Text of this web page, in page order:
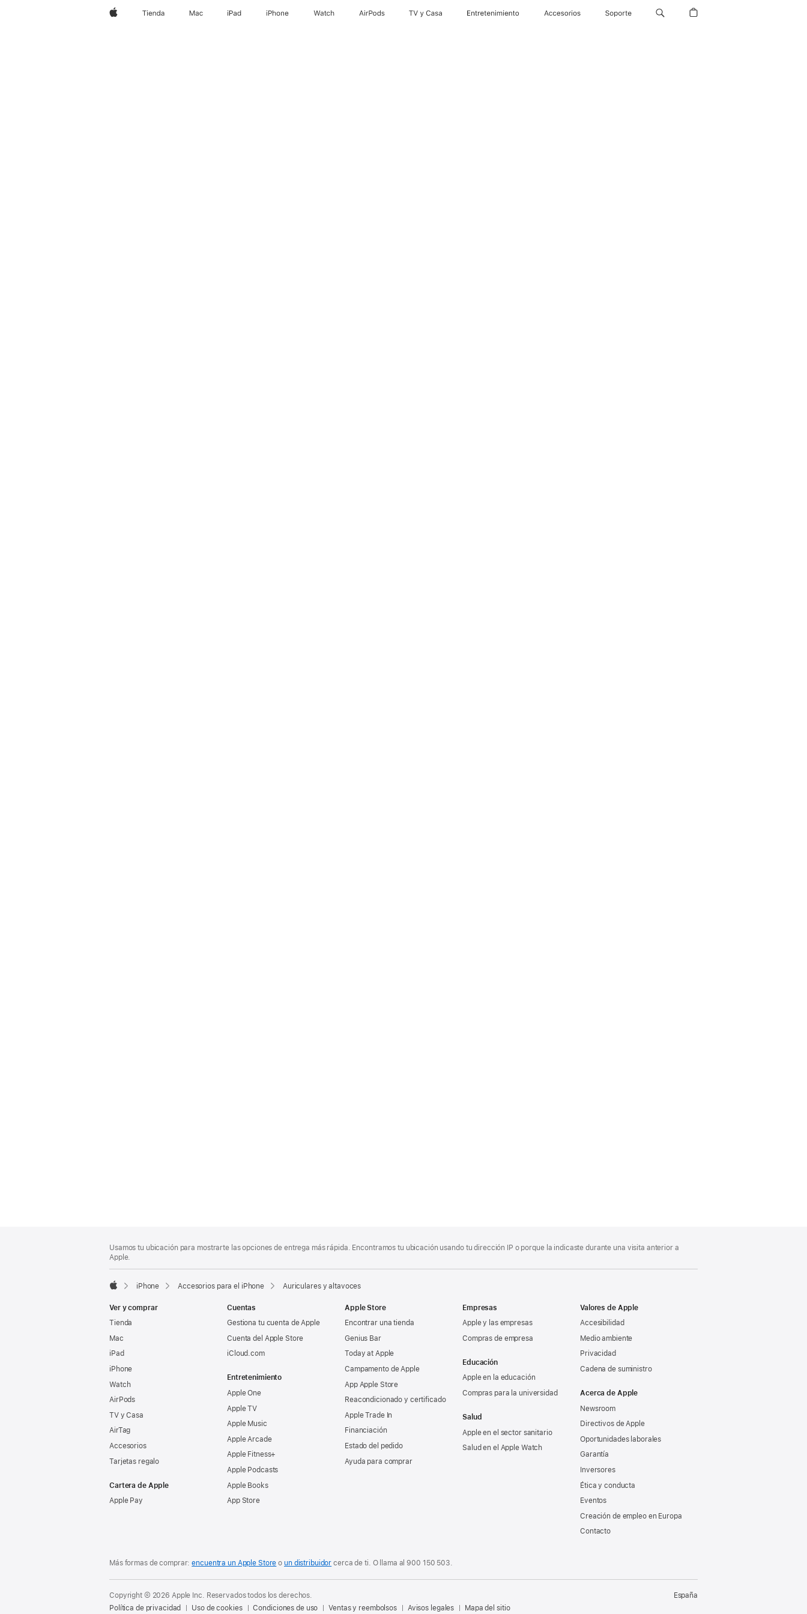
AppleTienda Mac iPad iPhone Watch AirPods TV y Casa Entretenimiento Accesorios Soporte
a
pie
de
al
pie
Usamos tu ubicación para mostrarte las opciones de entrega más rápida. Encontramos tu ubicación usando tu dirección IP o porque la indicaste durante una visita anterior a
Apple.
iPhone Accesorios para el iPhone Auriculares y altavoces
Ver y comprar
Tienda
Mac
iPad
iPhone
Watch
AirPods
TV y Casa
AirTag
Accesorios
Tarjetas regalo
Cartera de Apple
Apple Pay
Cuentas
Gestiona tu cuenta de Apple
Cuenta del Apple Store
iCloud.com
Entretenimiento
Apple One
Apple TV
Apple Music
Apple Arcade
Apple Fitness+
Apple Podcasts
Apple Books
App Store
Apple Store
Encontrar una tienda
Genius Bar
Today at Apple
Campamento de Apple
App Apple Store
Reacondicionado y certificado
Apple Trade In
Financiación
Estado del pedido
Ayuda para comprar
Empresas
Apple y las empresas
Compras de empresa
Educación
Apple en la educación
Compras para la universidad
Salud
Apple en el sector sanitario
Salud en el Apple Watch
Valores de Apple
Accesibilidad
Medio ambiente
Privacidad
Cadena de suministro
Acerca de Apple
Newsroom
Directivos de Apple
Oportunidades laborales
Garantía
Inversores
Ética y conducta
Eventos
Creación de empleo en Europa
Contacto
Más formas de comprar:encuentra un Apple Store oun distribuidor cerca de ti. O llama al900 150 503.
Copyright © 2026 Apple Inc. Reservados todos los derechos.
Política de privacidad
Uso de cookies Condiciones de uso Ventas y reembolsos Avisos legales Mapa del sitio
España